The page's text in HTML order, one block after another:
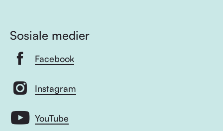
Sosiale medier
Facebook
Instagram
YouTube